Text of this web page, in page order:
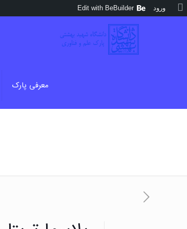
معرفی پارک
درباره
ورود Edit with BeBuilder